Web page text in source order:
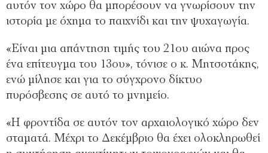
αυτόν τον χώρο θα μπορέσουν να γνωρίσουν την
ιστορία με όχημα το παιχνίδι και την ψυχαγωγία.
«Είναι μια απάντηση τιμής του 21ου αιώνα προς
ένα επίτευγμα του 13ου», τόνισε ο κ. Μητσοτάκης,
ενώ μίλησε και για το σύγχρονο δίκτυο
πυρόσβεσης σε αυτό το μνημείο.
«Η φροντίδα σε αυτόν τον αρχαιολογικό χώρο δεν
σταματά. Μέχρι το Δεκέμβριο θα έχει ολοκληρωθεί